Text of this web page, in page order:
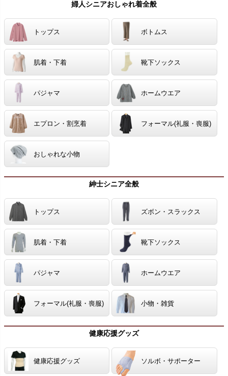
婦人シニアおしゃれ着全般
トップス ボトムス
肌着・下着 靴下ソックス
パジャマ ホームウエア
エプロン・割烹着 フォーマル(礼服・喪服)
おしゃれな小物
紳士シニア全般
トップス ズボン・スラックス
肌着・下着 靴下ソックス
パジャマ ホームウエア
フォーマル(礼服・喪服) 小物・雑貨
健康応援グッズ
健康応援グッズ ソルボ・サポーター